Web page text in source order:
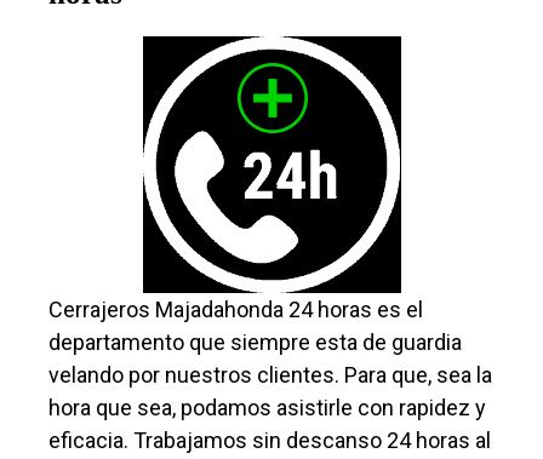
Cerrajeros Majadahonda 24 horas es el
departamento que siempre esta de guardia
velando por nuestros clientes. Para que, sea la
hora que sea, podamos asistirle con rapidez y
eficacia. Trabajamos sin descanso 24 horas al